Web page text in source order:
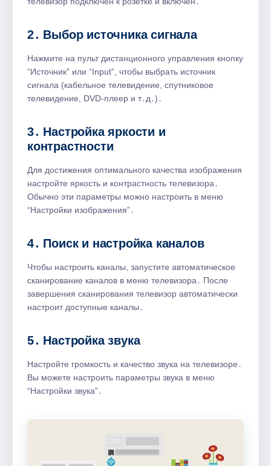
2․ Выбор источника сигнала
Нажмите на пульт дистанционного управления кнопку
“Источник” или “Input”, чтобы выбрать источник
сигнала (кабельное телевидение, спутниковое
телевидение, DVD-плеер и т․д․)․
3․ Настройка яркости и
контрастности
Для достижения оптимального качества изображения
настройте яркость и контрастность телевизора․
Обычно эти параметры можно настроить в меню
“Настройки изображения”․
4․ Поиск и настройка каналов
Чтобы настроить каналы, запустите автоматическое
сканирование каналов в меню телевизора․ После
завершения сканирования телевизор автоматически
настроит доступные каналы․
5․ Настройка звука
Настройте громкость и качество звука на телевизоре․
Вы можете настроить параметры звука в меню
“Настройки звука”․